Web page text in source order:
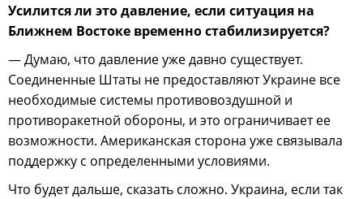
Усилится ли это давление, если ситуация на
Ближнем Востоке временно стабилизируется?
— Думаю, что давление уже давно существует.
Соединенные Штаты не предоставляют Украине все
необходимые системы противовоздушной и
противоракетной обороны, и это ограничивает ее
возможности. Американская сторона уже связывала
поддержку с определенными условиями.
Что будет дальше, сказать сложно. Украина, если так